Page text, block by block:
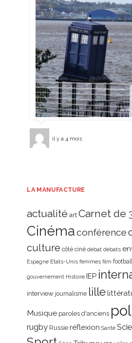
il y a 4 mois
LA MANUFACTURE
actualité art Carnet de
Cinémaconférence
culture côté ciné débat débats
Espagne Etats-Unis femmes film
gouvernement Histoire IEP
interview journalisme lille
Musique paroles d'anciens
rugby Russie réflexion Santé